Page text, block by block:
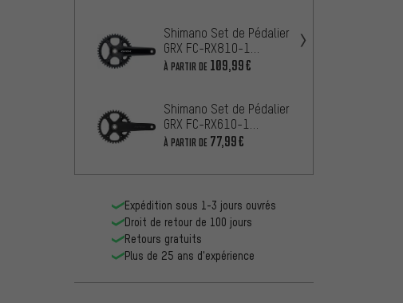
Shimano Set de Pédalier
GRX FC-RX810-1
Hollowtech II
À PARTIR DE 109,99€
Shimano Set de Pédalier
GRX FC-RX610-1
Hollowtech II
À PARTIR DE 77,99€
Expédition sous 1-3 jours ouvrés
Droit de retour de 100 jours
Retours gratuits
Plus de 25 ans d'expérience